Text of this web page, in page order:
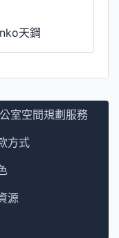
天鋼
室空間規劃服務
方式
源